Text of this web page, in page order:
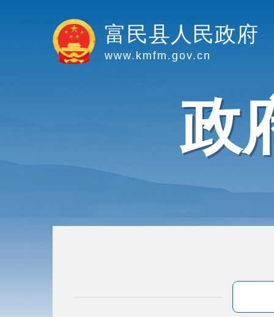
富民县人民政府
www.kmfm.gov.cn
政